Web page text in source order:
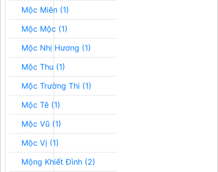
Mộc Miên (1)
Mộc Mộc (1)
Mộc Nhị Hương (1)
Mộc Thu (1)
Mộc Trường Thi (1)
Mộc Tê (1)
Mộc Vũ (1)
Mộc Vị (1)
Mộng Khiết Đình (2)